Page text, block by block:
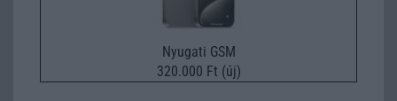
Nyugati GSM
320.000 Ft (új)